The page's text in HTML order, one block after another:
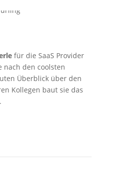
für die SaaS Provider
nach den coolsten
Überblick über den
Kollegen baut sie das